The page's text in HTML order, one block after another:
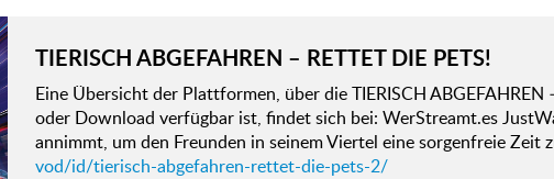
TIERISCH ABGEFAHREN – RETTET DIE PETS!
Eine Übersicht der Plattformen, über die TIERISCH ABGEFAHREN
oder Download verfügbar ist, findet sich bei: WerStreamt.es
annimmt, um den Freunden in seinem Viertel eine sorgenfreie Zeit
vod/id/tierisch-abgefahren-rettet-die-pets-2/